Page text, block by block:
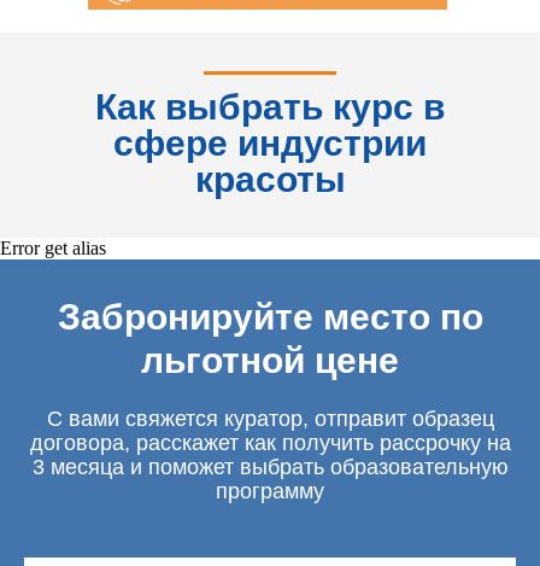
Как выбрать курс в
сфере индустрии
красоты
Error get alias
Забронируйте место по
льготной цене
С вами свяжется куратор, отправит образец
договора, расскажет как получить рассрочку на
3 месяца и поможет выбрать образовательную
программу